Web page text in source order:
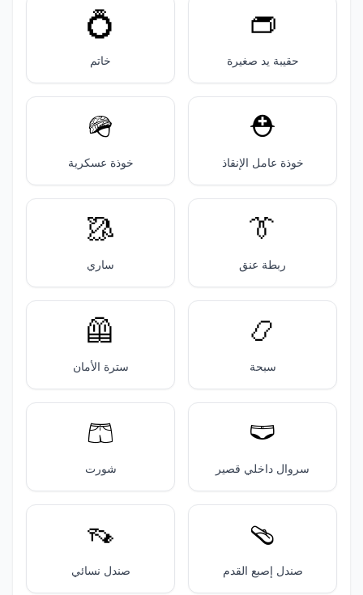
👝
حقيبة يد صغيرة
💍
خاتم
⛑️
خوذة عامل الإنقاذ
🪖
خوذة عسكرية
👔
ربطة عنق
🥻
ساري
📿
سبحة
🦺
سترة الأمان
🩲
سروال داخلي قصير
🩳
شورت
🩴
صندل إصبع القدم
👡
صندل نسائي